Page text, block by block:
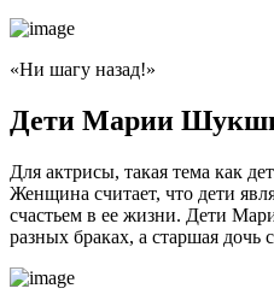
«Ни шагу назад!»
Дети Марии
Для актрисы, такая тема как
Женщина считает, что дети
счастьем в ее жизни. Дети
разных браках, а старшая дочь